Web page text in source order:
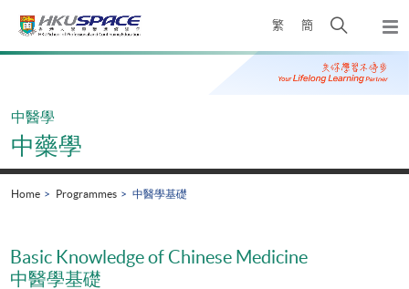
繁 簡
Open
search
panel
Main
中醫學
中藥學
Home Programmes 中醫學基礎
Basic Knowledge of Chinese Medicine
中醫學基礎